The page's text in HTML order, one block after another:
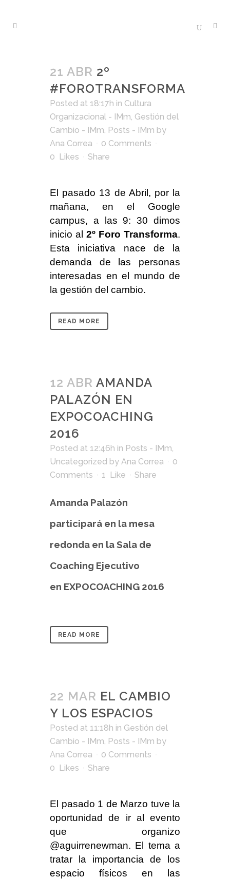
21 ABR 2º
#FOROTRANSFORMA
Posted at 18:17h in Cultura
Organizacional - IMm, Gestión del
Cambio - IMm, Posts - IMm by
Ana Correa
0 Comments
0 Likes Share
El pasado 13 de Abril, por la
mañana, en el Google
campus, a las 9: 30 dimos
inicio al 2º Foro Transforma.
Esta iniciativa nace de la
demanda de las personas
interesadas en el mundo de
la gestión del cambio.
READ MORE
12 ABR AMANDA
PALAZÓN EN
EXPOCOACHING
2016
Posted at 12:46h in Posts - IMm,
Uncategorized by Ana Correa
0
Comments
1 Like Share
Amanda Palazón
participará en la mesa
redonda en la Sala de
Coaching Ejecutivo
en EXPOCOACHING 2016
READ MORE
22 MAR EL CAMBIO
Y LOS ESPACIOS
Posted at 11:18h in Gestión del
Cambio - IMm, Posts - IMm by
Ana Correa
0 Comments
0 Likes Share
El pasado 1 de Marzo tuve la
oportunidad de ir al evento
que organizo
@aguirrenewman. El tema a
tratar la importancia de los
espacio físicos en las